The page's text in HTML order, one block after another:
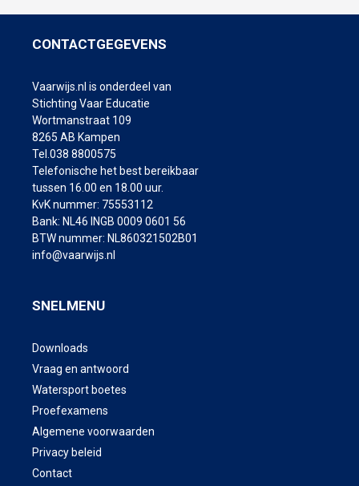
CONTACTGEGEVENS
Vaarwijs.nl is onderdeel van
Stichting Vaar Educatie
Wortmanstraat 109
8265 AB Kampen
Tel.038 8800575
Telefonische het best bereikbaar
tussen 16.00 en 18.00 uur.
KvK nummer: 75553112
Bank: NL46 INGB 0009 0601 56
BTW nummer: NL860321502B01
info@vaarwijs.nl
SNELMENU
Downloads
Vraag en antwoord
Watersport boetes
Proefexamens
Algemene voorwaarden
Privacy beleid
Contact